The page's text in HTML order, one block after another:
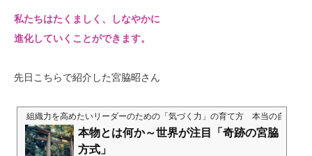
私たちはたくましく、しなやかに
進化していくことができます。
先日こちらで紹介した宮脇昭さん
組織力を高めたいリーダーのための「気づく力」の育て方 本当の自分、
本物とは何か～世界が注目「奇跡の宮脇
方式」